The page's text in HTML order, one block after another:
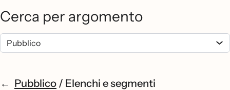
Cerca per argomento
Pubblico / Elenchi e segmenti